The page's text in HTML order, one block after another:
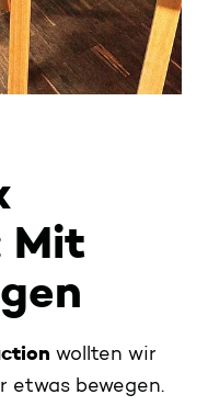
Mit
wollten wir
etwas bewegen.